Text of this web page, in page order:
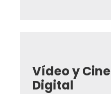
Vídeo y Cine
Digital